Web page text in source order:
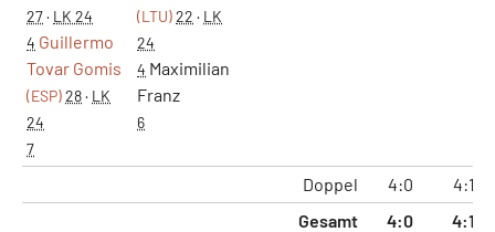
27· LK 24
4 Guillermo
Tovar Gomis
(ESP)28· LK
24
7
(LTU)22 · LK
24
4 Maximilian
Franz
6
Doppel 4:0
4:1
Gesamt
4:0 4:1